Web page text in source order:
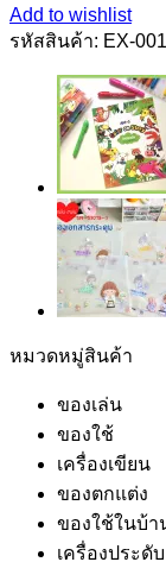
Add to wishlist
รหัสสินค้า: EX-001
หมวดหมู่สินค้า
ของเล่น
ของใช้
เครื่องเขียน
ของตกแต่ง
ของใช้ในบ้า
เครื่องประดับ